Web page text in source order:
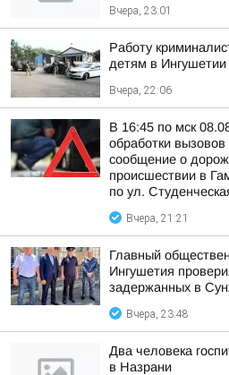
Вчера, 23:01
Работу
детям в Ингушетии
Вчера, 22:06
В 16:45 по мск
обработки
сообщение о
происшествии в
по ул.
Вчера, 21:21
Главный
Ингушетия
задержанных в
Вчера, 23:48
Два человека
в Назрани